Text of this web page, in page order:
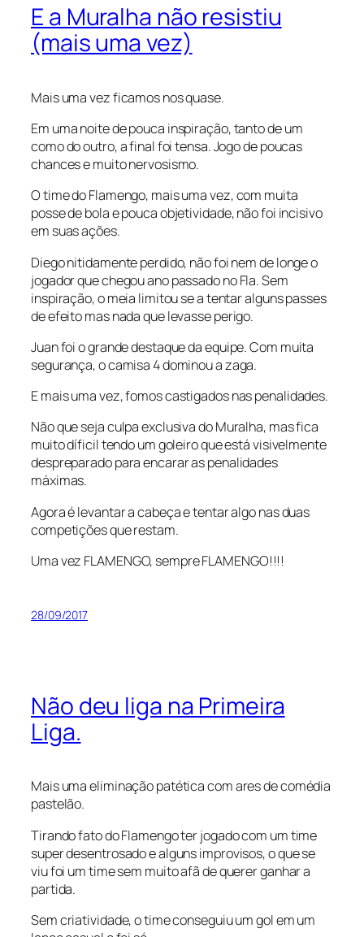
E a Muralha não resistiu
(mais uma vez)
Mais uma vez ficamos nos quase.
Em uma noite de pouca inspiração, tanto de um
como do outro, a final foi tensa. Jogo de poucas
chances e muito nervosismo.
O time do Flamengo, mais uma vez, com muita
posse de bola e pouca objetividade, não foi incisivo
em suas ações.
Diego nitidamente perdido, não foi nem de longe o
jogador que chegou ano passado no Fla. Sem
inspiração, o meia limitou se a tentar alguns passes
de efeito mas nada que levasse perigo.
Juan foi o grande destaque da equipe. Com muita
segurança, o camisa 4 dominou a zaga.
E mais uma vez, fomos castigados nas penalidades.
Não que seja culpa exclusiva do Muralha, mas fica
muito díficil tendo um goleiro que está visivelmente
despreparado para encarar as penalidades
máximas.
Agora é levantar a cabeça e tentar algo nas duas
competições que restam.
Uma vez FLAMENGO, sempre FLAMENGO!!!!
28/09/2017
Não deu liga na Primeira
Liga.
Mais uma eliminação patética com ares de comédia
pastelão.
Tirando fato do Flamengo ter jogado com um time
super desentrosado e alguns improvisos, o que se
viu foi um time sem muito afã de querer ganhar a
partida.
Sem criatividade, o time conseguiu um gol em um